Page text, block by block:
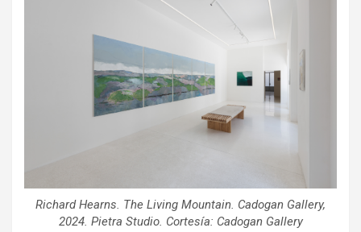
Richard Hearns. The Living Mountain. Cadogan Gallery,
2024. Pietra Studio. Cortesía: Cadogan Gallery